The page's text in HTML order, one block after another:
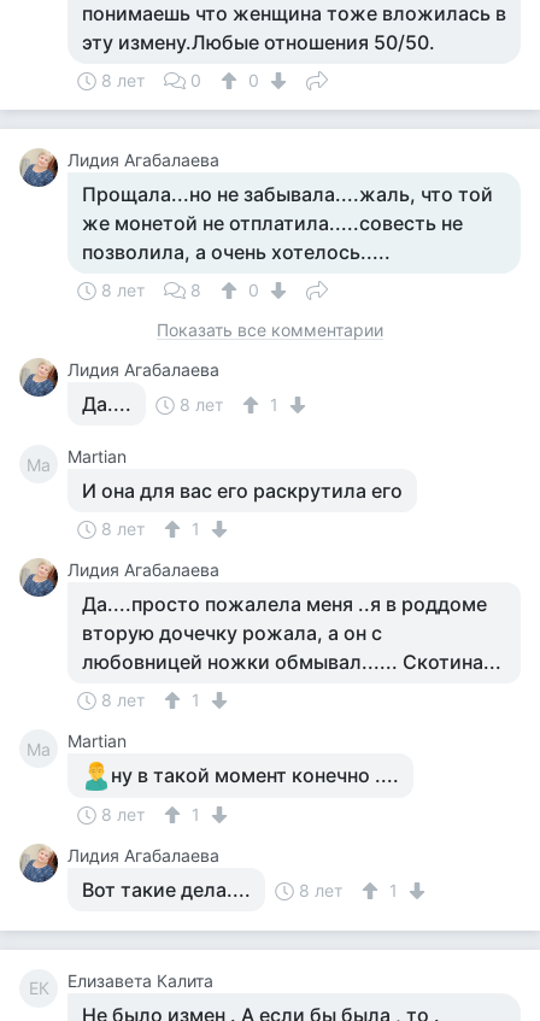
понимаешь что женщина тоже вложилась в
эту измену.Любые отношения 50/50.
8 лет 0 0
Лидия Агабалаева
Прощала...но не забывала....жаль, что той
же монетой не отплатила.....совесть не
позволила, а очень хотелось.....
8 лет 8
0
Показать все комментарии
Лидия Агабалаева
Да.... 8 лет 1
Ma Martian
И она для вас его раскрутила его
8 лет
1
Лидия Агабалаева
Да....просто пожалела меня ..я в роддоме
вторую дочечку рожала, а он с
любовницей ножки обмывал...... Скотина...
8 лет 1
Ma Martian
ну в такой момент конечно ....
8 лет
1
Лидия Агабалаева
Вот такие дела.... 8 лет 1
ЕК Елизавета Калита
Не было измен . А если бы была , то .